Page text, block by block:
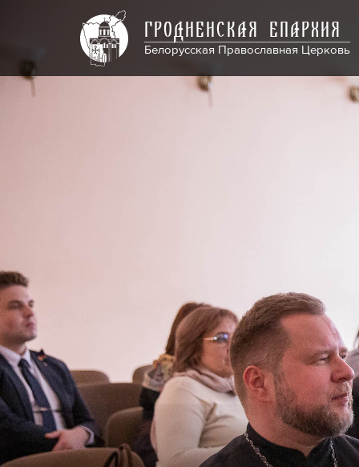
ГРОДНЕНСКАЯ ЕПАРХИЯ
Белорусская Православная Церковь